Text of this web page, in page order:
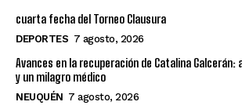
cuarta fecha del Torneo Clausura
DEPORTES 7 agosto, 2026
Avances en la recuperación de Catalina
y un milagro médico
NEUQUÉN 7 agosto, 2026